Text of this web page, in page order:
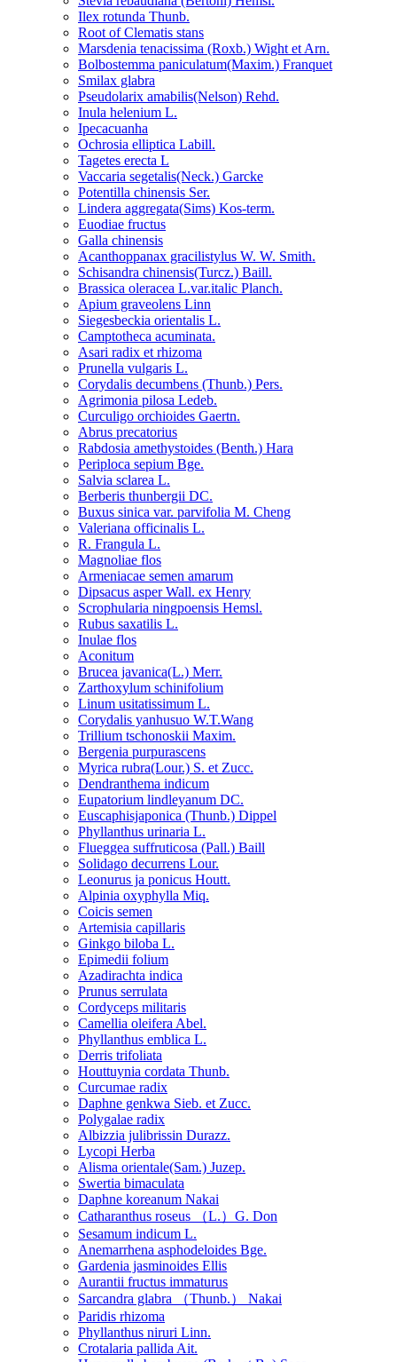
Ilex rotunda Thunb.
Root of Clematis stans
Marsdenia tenacissima (Roxb.) Wight et Arn.
Bolbostemma paniculatum(Maxim.) Franquet
Smilax glabra
Pseudolarix amabilis(Nelson) Rehd.
Inula helenium L.
Ipecacuanha
Ochrosia elliptica Labill.
Tagetes erecta L
Vaccaria segetalis(Neck.) Garcke
Potentilla chinensis Ser.
Lindera aggregata(Sims) Kos-term.
Euodiae fructus
Galla chinensis
Acanthoppanax gracilistylus W. W. Smith.
Schisandra chinensis(Turcz.) Baill.
Brassica oleracea L.var.italic Planch.
Apium graveolens Linn
Siegesbeckia orientalis L.
Camptotheca acuminata.
Asari radix et rhizoma
Prunella vulgaris L.
Corydalis decumbens (Thunb.) Pers.
Agrimonia pilosa Ledeb.
Curculigo orchioides Gaertn.
Abrus precatorius
Rabdosia amethystoides (Benth.) Hara
Periploca sepium Bge.
Salvia sclarea L.
Berberis thunbergii DC.
Buxus sinica var. parvifolia M. Cheng
Valeriana officinalis L.
R. Frangula L.
Magnoliae flos
Armeniacae semen amarum
Dipsacus asper Wall. ex Henry
Scrophularia ningpoensis Hemsl.
Rubus saxatilis L.
Inulae flos
Aconitum
Brucea javanica(L.) Merr.
Zarthoxylum schinifolium
Linum usitatissimum L.
Corydalis yanhusuo W.T.Wang
Trillium tschonoskii Maxim.
Bergenia purpurascens
Myrica rubra(Lour.) S. et Zucc.
Dendranthema indicum
Eupatorium lindleyanum DC.
Euscaphisjaponica (Thunb.) Dippel
Phyllanthus urinaria L.
Flueggea suffruticosa (Pall.) Baill
Solidago decurrens Lour.
Leonurus ja ponicus Houtt.
Alpinia oxyphylla Miq.
Coicis semen
Artemisia capillaris
Ginkgo biloba L.
Epimedii folium
Azadirachta indica
Prunus serrulata
Cordyceps militaris
Camellia oleifera Abel.
Phyllanthus emblica L.
Derris trifoliata
Houttuynia cordata Thunb.
Curcumae radix
Daphne genkwa Sieb. et Zucc.
Polygalae radix
Albizzia julibrissin Durazz.
Lycopi Herba
Alisma orientale(Sam.) Juzep.
Swertia bimaculata
Daphne koreanum Nakai
Catharanthus roseus （L.）G. Don
Sesamum indicum L.
Anemarrhena asphodeloides Bge.
Gardenia jasminoides Ellis
Aurantii fructus immaturus
Sarcandra glabra （Thunb.） Nakai
Paridis rhizoma
Phyllanthus niruri Linn.
Crotalaria pallida Ait.